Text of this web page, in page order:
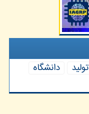
تولید
دانشگاه